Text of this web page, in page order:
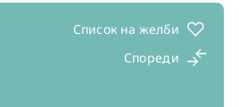
Список на желби
Спореди